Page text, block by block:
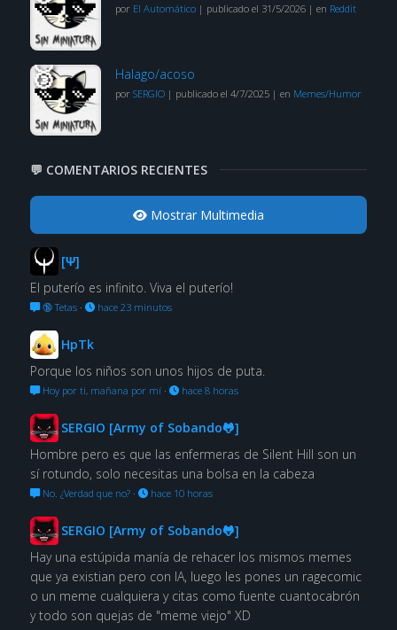
por El Automático| publicado el 31/5/2026| en Reddit
Halago/acoso
por SERGIO| publicado el 4/7/2025| en Memes/Humor
💬 COMENTARIOS RECIENTES
Mostrar Multimedia
[Ψ]
El puterío es infinito. Viva el puterío!
🔞 Tetas· hace 23 minutos
HpTk
Porque los niños son unos hijos de puta.
Hoy por ti, mañana por mí· hace 8 horas
SERGIO [Army of Sobando🐸]
Hombre pero es que las enfermeras de Silent Hill son un
sí rotundo, solo necesitas una bolsa en la cabeza
No. ¿Verdad que no?· hace 10 horas
SERGIO [Army of Sobando🐸]
Hay una estúpida manía de rehacer los mismos memes
que ya existian pero con IA, luego les pones un ragecomic
o un meme cualquiera y citas como fuente cuantocabrón
y todo son quejas de "meme viejo" XD